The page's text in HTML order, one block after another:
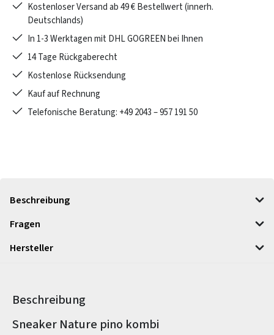
Kostenloser Versand ab 49 € Bestellwert (innerh.
Deutschlands)
In 1-3 Werktagen mit DHL GOGREEN bei Ihnen
14 Tage Rückgaberecht
Kostenlose Rücksendung
Kauf auf Rechnung
Telefonische Beratung: +49 2043 – 957 191 50
Beschreibung
Fragen
Hersteller
Beschreibung
Produktinformationen
Sneaker Nature pino kombi